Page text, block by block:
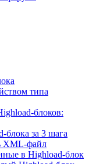
типа
блоков:
блока за 3 шага
XML-файл
в Highload-блок